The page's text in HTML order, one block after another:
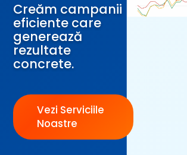
Creăm campanii
eficiente care
generează
rezultate
concrete.
Vezi Serviciile
Noastre